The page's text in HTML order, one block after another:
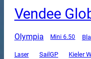
Vendee
Olympia Mini 6.50
Laser SailGP Kieler